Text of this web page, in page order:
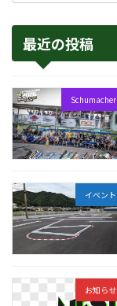
最近の投稿
Schumacher
イベント
お知らせ